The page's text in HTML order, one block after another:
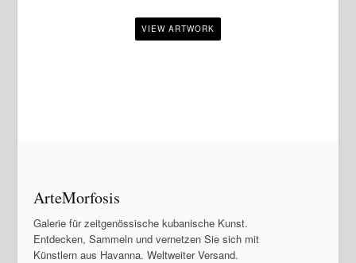
ArteMorfosis
Galerie für zeitgenössische kubanische Kunst.
Entdecken, Sammeln und vernetzen Sie sich mit
Künstlern aus Havanna. Weltweiter Versand.